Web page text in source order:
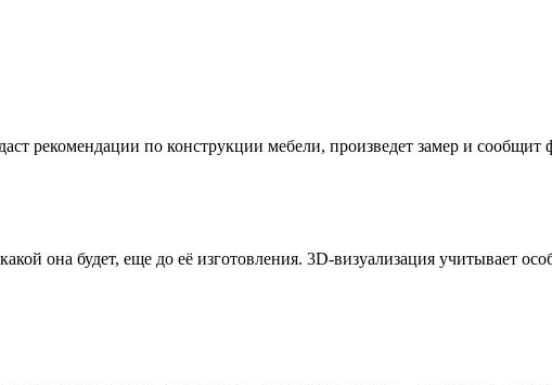
рекомендации по конструкции мебели, произведет замер и
она будет, еще до её изготовления. 3D-визуализация учитывает